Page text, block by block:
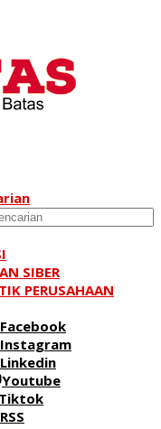
SIBER
PERUSAHAAN
Facebook
Instagram
Linkedin
Youtube
Tiktok
RSS